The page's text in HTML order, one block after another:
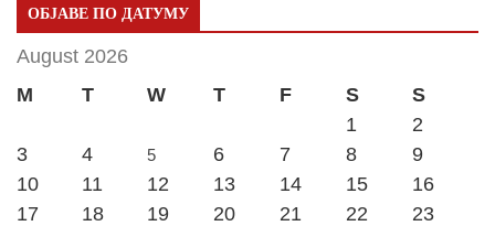
ОБЈАВЕ ПО ДАТУМУ
August 2026
M
T W T F S
S
1
2
3
4 5 6 7 8
9
10
11 12 13 14 15
16
17
18 19 20 21 22
23